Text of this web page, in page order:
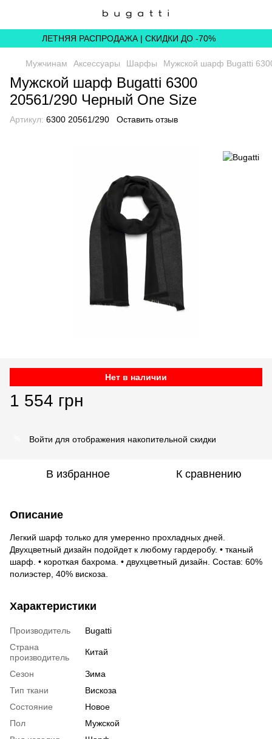
ЛЕТНЯЯ РАСПРОДАЖА | СКИДКИ ДО -70%
Мужчинам Аксессуары Шарфы Мужской шарф Bugatti
Мужской шарф Bugatti 6300
20561/290 Черный One Size
Артикул: 6300 20561/290 Оставить отзыв
Нет в наличии
1 554 грн
Войти для отображения накопительной скидки
В избранное К сравнению
Описание
Легкий шарф только для умеренно прохладных дней.
Двухцветный дизайн подойдет к любому гардеробу. • тканый
шарф. • короткая бахрома. • двухцветный дизайн. Состав: 60%
полиэстер, 40% вискоза.
Характеристики
Производитель
Bugatti
Страна
производитель
Китай
Сезон
Зима
Тип ткани
Вискоза
Состояние
Новое
Пол
Мужской